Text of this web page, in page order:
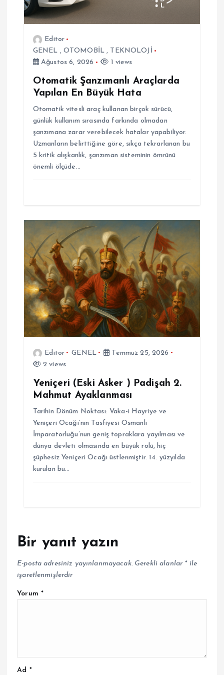
s
Editor
GENEL , OTOMOBİL , TEKNOLOJİ
Ağustos 6, 2026
1 views
Otomatik Şanzımanlı Araçlarda
Yapılan En Büyük Hata
Otomatik vitesli araç kullanan birçok sürücü,
günlük kullanım sırasında farkında olmadan
şanzımana zarar verebilecek hatalar yapabiliyor.
Uzmanların belirttiğine göre, sıkça tekrarlanan bu
5 kritik alışkanlık, şanzıman sisteminin ömrünü
önemli ölçüde…
Editor GENEL
Temmuz 25, 2026
2 views
Yeniçeri (Eski Asker ) Padişah 2.
Mahmut Ayaklanması
Tarihin Dönüm Noktası: Vaka-i Hayriye ve
Yeniçeri Ocağı’nın Tasfiyesi Osmanlı
İmparatorluğu’nun geniş topraklara yayılması ve
dünya devleti olmasında en büyük rolü, hiç
şüphesiz Yeniçeri Ocağı üstlenmiştir. 14. yüzyılda
kurulan bu…
Bir yanıt yazın
E-posta adresiniz yayınlanmayacak. Gerekli alanlar *ile
işaretlenmişlerdir
Yorum *
Ad *